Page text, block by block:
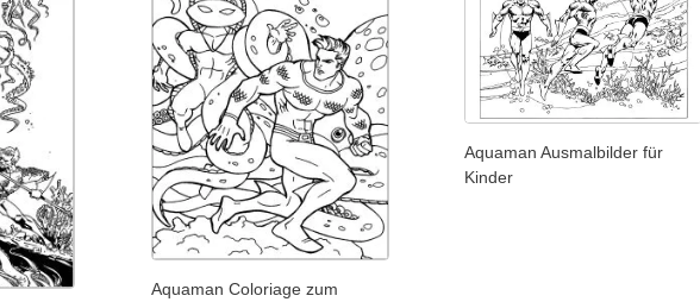
Aquaman Coloriage zum
Aquaman Ausmalbilder für
Kinder